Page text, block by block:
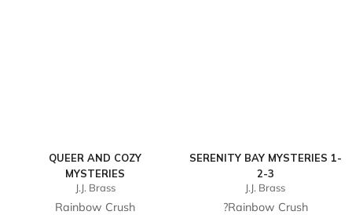
QUEER AND COZY
MYSTERIES
J.J. Brass
Rainbow Crush
SERENITY BAY MYSTERIES 1-
2-3
J.J. Brass
?Rainbow Crush